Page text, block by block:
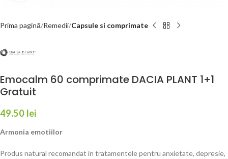
Prima pagină Remedii Capsule si comprimate
Emocalm 60 comprimate DACIA PLANT 1+1
Gratuit
49.50 lei
Armonia emotiilor
Produs natural recomandat in tratamentele pentru anxietate, depresie,